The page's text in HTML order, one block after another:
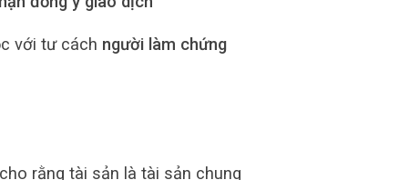
với tư cách người làm chứng
rằng tài sản là tài sản chung